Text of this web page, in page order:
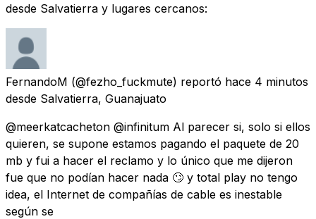
desde Salvatierra y lugares cercanos:
FernandoM (@fezho_fuckmute) reportó hace 4 minutos
desde Salvatierra, Guanajuato
@meerkatcacheton @infinitum Al parecer si, solo si ellos
quieren, se supone estamos pagando el paquete de 20
mb y fui a hacer el reclamo y lo único que me dijeron
fue que no podían hacer nada 🙄 y total play no tengo
idea, el Internet de compañías de cable es inestable
según se